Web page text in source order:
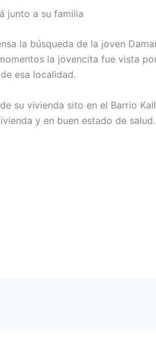
junto a su familia
la búsqueda de la joven
la jovencita fue vista
esa localidad.
su vivienda sito en el Barrio
y en buen estado de salud.